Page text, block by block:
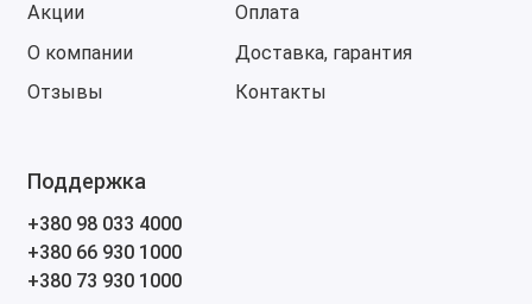
Заключение
Набор калибровочных файлов MAN Flash Files – это
заводские и модифицированные прошивки для
модификации параметров ECU, отключения
экологических систем и оптимизации работы
двигателя, что делает их незаменимым инструментом
для сервисных центров, механиков и специалистов
Акции
О компании
Отзывы
Оплата
Доставка, гарантия
Контакты
Поддержка
+380 98 033 4000
+380 66 930 1000
+380 73 930 1000